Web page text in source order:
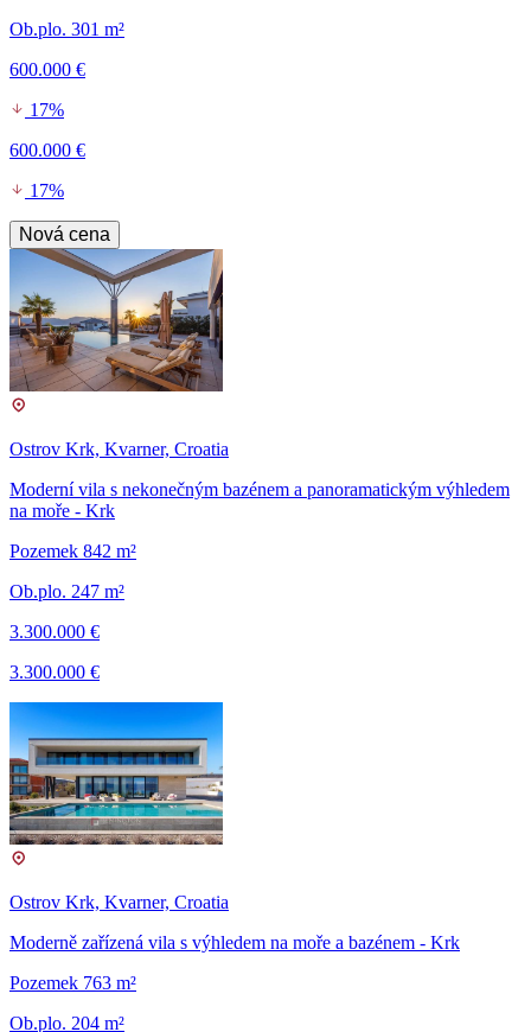
Ob.plo. 301 m²
600.000 €
17%
600.000 €
17%
Nová cena
Ostrov Krk, Kvarner, Croatia
Moderní vila s nekonečným bazénem a panoramatickým výhledem
na moře - Krk
Pozemek 842 m²
Ob.plo. 247 m²
3.300.000 €
3.300.000 €
Ostrov Krk, Kvarner, Croatia
Moderně zařízená vila s výhledem na moře a bazénem - Krk
Pozemek 763 m²
Ob.plo. 204 m²